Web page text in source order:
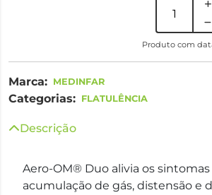
Produto com
Marca: MEDINFAR
Categorias: FLATULÊNCIA
Descrição
Aero-OM® Duo alivia os sintomas
acumulação de gás, distensão e